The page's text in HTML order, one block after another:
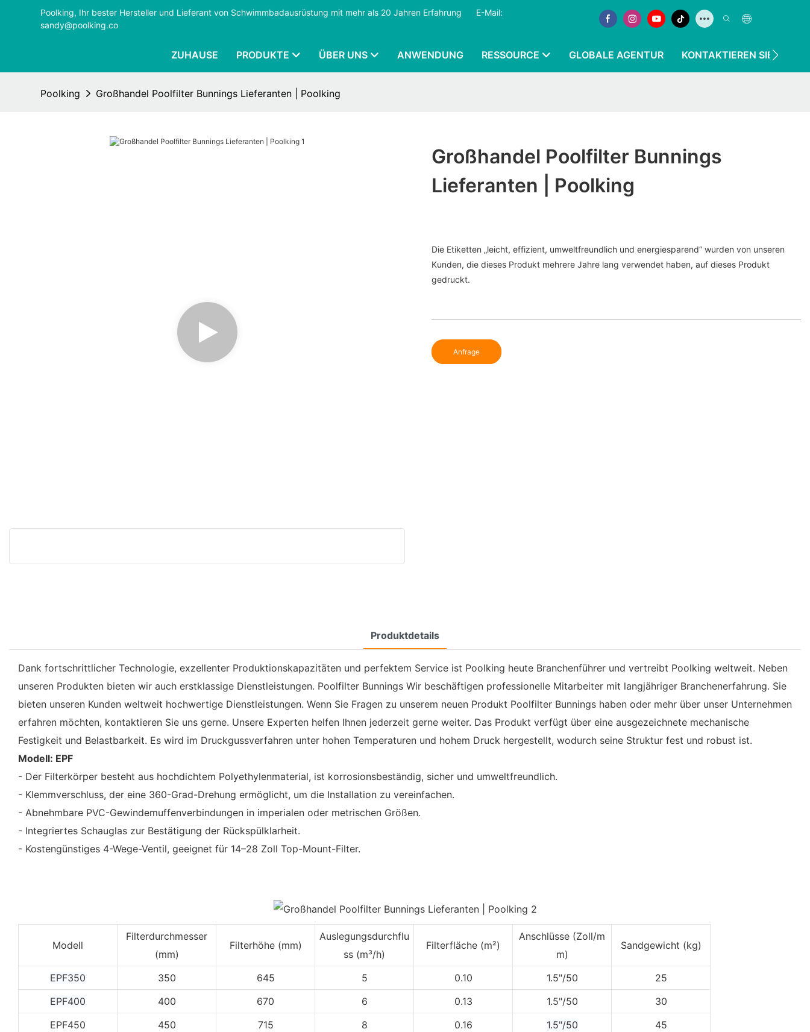
Poolking, Ihr bester Hersteller und Lieferant von Schwimmbadausrüstung mit mehr als 20 Jahren Erfahrung
E-Mail:
sandy@poolking.co
ZUHAUSE PRODUKTE ÜBER UNS ANWENDUNG RESSOURCE GLOBALE AGENTUR KONTAKTIEREN SIE UNS
Poolking Großhandel Poolfilter Bunnings Lieferanten | Poolking
Großhandel Poolfilter Bunnings
Lieferanten | Poolking
Die Etiketten „leicht, effizient, umweltfreundlich und energiesparend“ wurden von unseren
Kunden, die dieses Produkt mehrere Jahre lang verwendet haben, auf dieses Produkt
gedruckt.
Anfrage
Produktdetails
Dank fortschrittlicher Technologie, exzellenter Produktionskapazitäten und perfektem Service ist Poolking heute Branchenführer und vertreibt Poolking weltweit. Neben
unseren Produkten bieten wir auch erstklassige Dienstleistungen. Poolfilter Bunnings Wir beschäftigen professionelle Mitarbeiter mit langjähriger Branchenerfahrung. Sie
bieten unseren Kunden weltweit hochwertige Dienstleistungen. Wenn Sie Fragen zu unserem neuen Produkt Poolfilter Bunnings haben oder mehr über unser Unternehmen
erfahren möchten, kontaktieren Sie uns gerne. Unsere Experten helfen Ihnen jederzeit gerne weiter. Das Produkt verfügt über eine ausgezeichnete mechanische
Festigkeit und Belastbarkeit. Es wird im Druckgussverfahren unter hohen Temperaturen und hohem Druck hergestellt, wodurch seine Struktur fest und robust ist.
Modell: EPF
- Der Filterkörper besteht aus hochdichtem Polyethylenmaterial, ist korrosionsbeständig, sicher und umweltfreundlich.
- Klemmverschluss, der eine 360-Grad-Drehung ermöglicht, um die Installation zu vereinfachen.
- Abnehmbare PVC-Gewindemuffenverbindungen in imperialen oder metrischen Größen.
- Integriertes Schauglas zur Bestätigung der Rückspülklarheit.
- Kostengünstiges 4-Wege-Ventil, geeignet für 14–28 Zoll Top-Mount-Filter.
Modell
Filterdurchmesser
(mm)
Filterhöhe (mm)
Auslegungsdurchflu
ss (m³/h)
Filterfläche (m²)
Anschlüsse (Zoll/m
m)
Sandgewicht (kg)
EPF350 350 645 5 0.10 1.5"/50
25
EPF400
400 670 6 0.13 1.5"/50
30
EPF450
450 715 8 0.16 1.5"/50
45